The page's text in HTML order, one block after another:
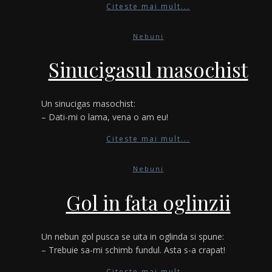
Citeste mai mult...
Nebuni
Sinucigasul masochist
Un sinucigas masochist:
– Dati-mi o lama, vena o am eu!
Citeste mai mult...
Nebuni
Gol in fata oglinzii
Un nebun gol pusca se uita in oglinda si spune:
– Trebuie sa-mi schimb fundul. Asta s-a crapat!